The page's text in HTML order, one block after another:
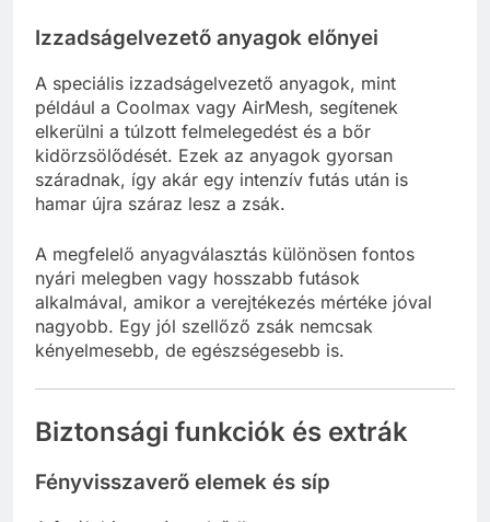
Izzadságelvezető anyagok előnyei
A speciális izzadságelvezető anyagok, mint
például a Coolmax vagy AirMesh, segítenek
elkerülni a túlzott felmelegedést és a bőr
kidörzsölődését. Ezek az anyagok gyorsan
száradnak, így akár egy intenzív futás után is
hamar újra száraz lesz a zsák.
A megfelelő anyagválasztás különösen fontos
nyári melegben vagy hosszabb futások
alkalmával, amikor a verejtékezés mértéke jóval
nagyobb. Egy jól szellőző zsák nemcsak
kényelmesebb, de egészségesebb is.
Biztonsági funkciók és extrák
Fényvisszaverő elemek és síp